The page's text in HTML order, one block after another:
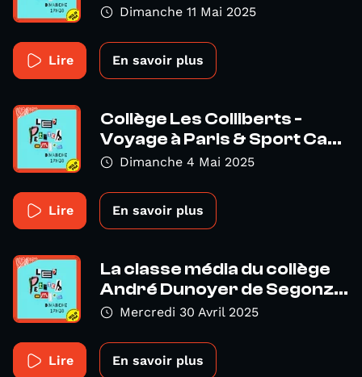
Dimanche 11 Mai 2025
Lire En savoir plus
Collège Les Colliberts -
Voyage à Paris & Sport Ca...
Dimanche 4 Mai 2025
Lire En savoir plus
La classe média du collège
André Dunoyer de Segonz...
Mercredi 30 Avril 2025
Lire En savoir plus